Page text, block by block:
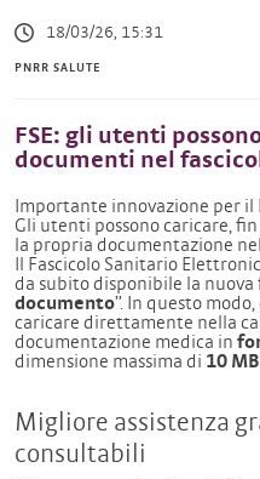
18/03/26, 15:31
PNRR SALUTE
FSE: gli utenti
documenti nel
Importante innovazione per
Gli utenti possono caricare,
la propria documentazione
Il Fascicolo Sanitario
da subito disponibile la nuova
documento”. In questo
caricare direttamente nella
documentazione medica in
dimensione massima di 10
Migliore assistenza
consultabili